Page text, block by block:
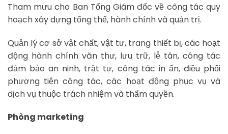
Tham mưu cho Ban Tổng Giám đốc về công tác quy
hoạch xây dựng tổng thể, hành chính và quản trị.
Quản lý cơ sở vật chất, vật tư, trang thiết bị, các hoạt
động hành chính văn thư, lưu trữ, lễ tân, công tác
đảm bảo an ninh, trật tự, công tác in ấn, điều phối
phương tiện công tác, các hoạt động phục vụ và
dịch vụ thuộc trách nhiệm và thẩm quyền.
Phòng marketing